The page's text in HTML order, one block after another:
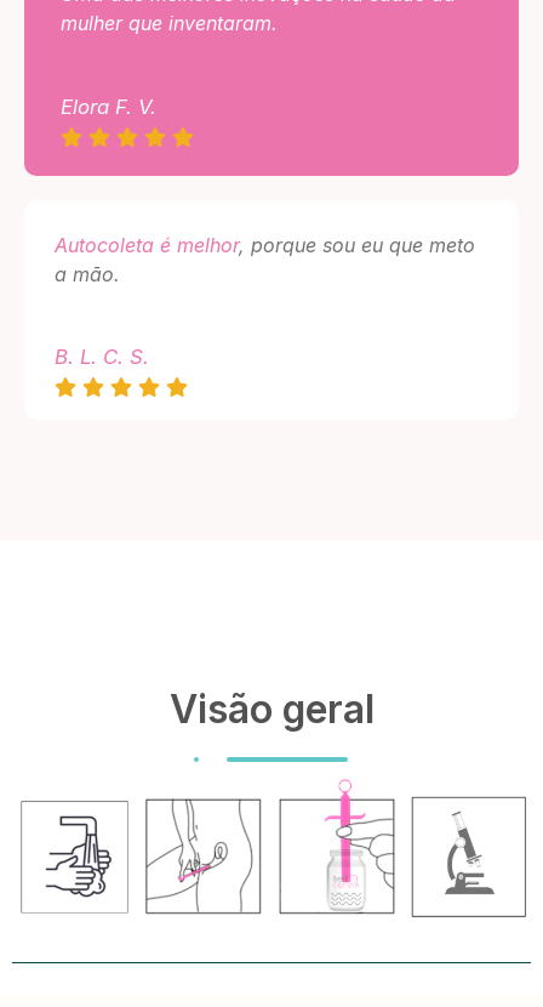
mulher que inventaram.
Elora F. V.
Autocoleta é melhor, porque sou eu que meto
a mão.
B. L. C. S.
Visão geral